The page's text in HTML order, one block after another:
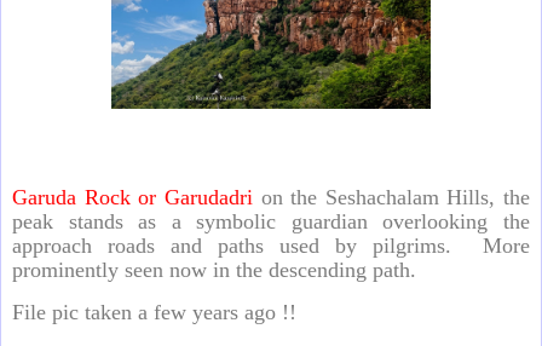
Garuda Rock or Garudadri on the Seshachalam Hills, the
peak stands as a symbolic guardian overlooking the
approach roads and paths used by pilgrims.
More
prominently seen now in the descending path.
File pic taken a few years ago !!